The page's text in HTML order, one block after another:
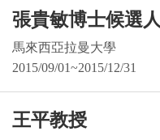
張貴敏博士候選人
馬來西亞拉曼大學
2015/09/01~2015/12/31
王平教授